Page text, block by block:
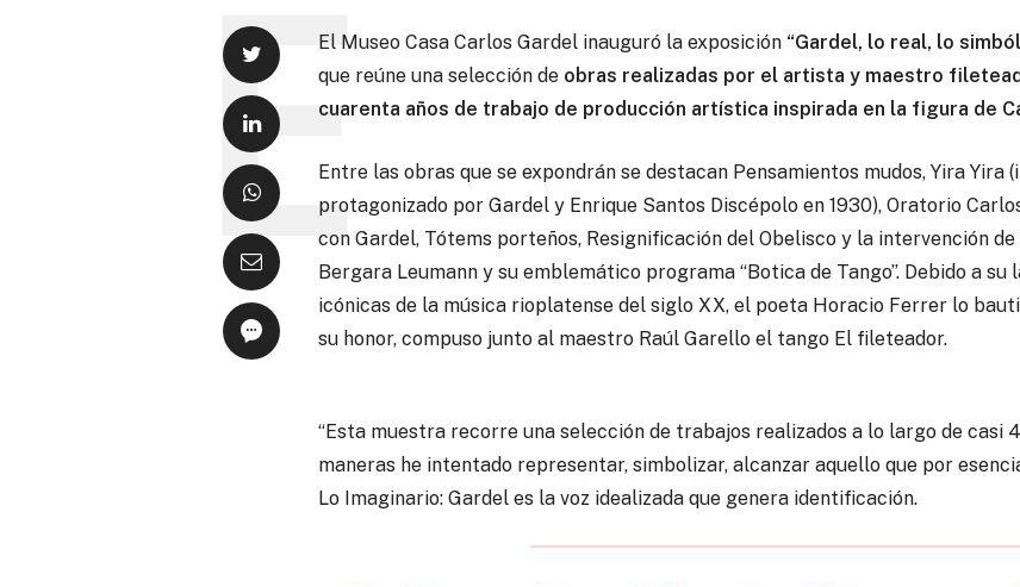
El Museo Casa Carlos Gardel inauguró la exposición “Gardel, lo real, lo
que reúne una selección de obras realizadas por el artista y maestro
cuarenta años de trabajo de producción artística inspirada en la figura de
Entre las obras que se expondrán se destacan Pensamientos mudos, Yira
protagonizado por Gardel y Enrique Santos Discépolo en 1930), Oratorio
con Gardel, Tótems porteños, Resignificación del Obelisco y la intervención
Bergara Leumann y su emblemático programa “Botica de Tango”. Debido a
icónicas de la música rioplatense del siglo XX, el poeta Horacio Ferrer lo
su honor, compuso junto al maestro Raúl Garello el tango El fileteador.
“Esta muestra recorre una selección de trabajos realizados a lo largo de casi
maneras he intentado representar, simbolizar, alcanzar aquello que por
Lo Imaginario: Gardel es la voz idealizada que genera identificación.